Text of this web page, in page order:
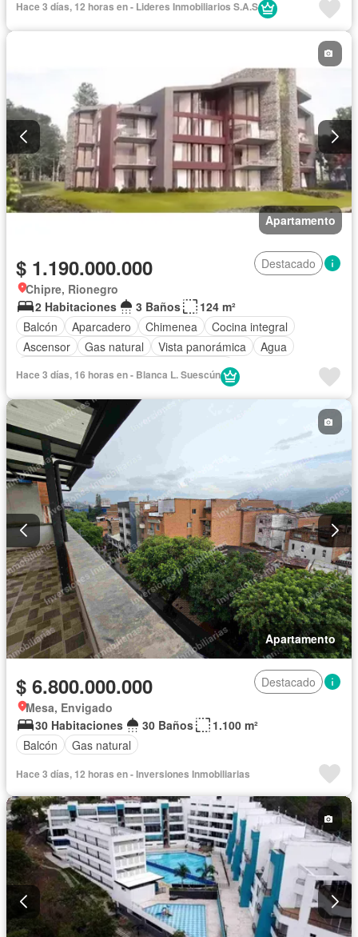
Seguridad privada
Hace 3 días, 12 horas en - Lideres Inmobiliarios S.A.S
Apartamento
$ 1.190.000.000
Destacado
Chipre, Rionegro
2 Habitaciones
3 Baños
124 m²
Balcón
Aparcadero Chimenea
Cocina integral
Ascensor
Gas natural Vista panorámica
Agua
Acceso para personas con discapacidad
Hace 3 días, 16 horas en - Blanca L. Suescún
Apartamento
$ 6.800.000.000
Destacado
Mesa, Envigado
30 Habitaciones
30 Baños
1.100 m²
Balcón
Gas natural
Hace 3 días, 12 horas en - Inversiones Inmobiliarias